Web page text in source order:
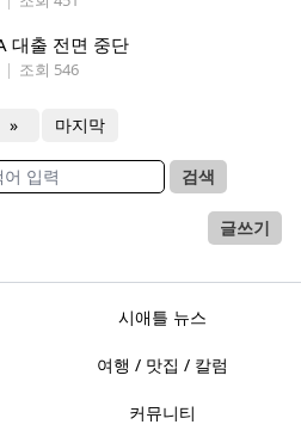
대출 전면 중단
| 조회 546
» 마지막
검색
글쓰기
시애틀 뉴스
여행 / 맛집 / 칼럼
커뮤니티